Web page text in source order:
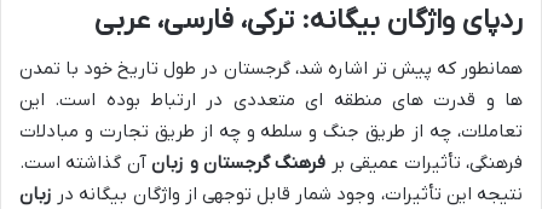
ردپای واژگان بیگانه: ترکی، فارسی، عربی
همانطور که پیش تر اشاره شد، گرجستان در طول تاریخ خود با تمدن
ها و قدرت های منطقه ای متعددی در ارتباط بوده است. این
تعاملات، چه از طریق جنگ و سلطه و چه از طریق تجارت و مبادلات
فرهنگی، تأثیرات عمیقی بر فرهنگ گرجستان و زبانآن گذاشته است.
نتیجه این تأثیرات، وجود شمار قابل توجهی از واژگان بیگانه در زبان